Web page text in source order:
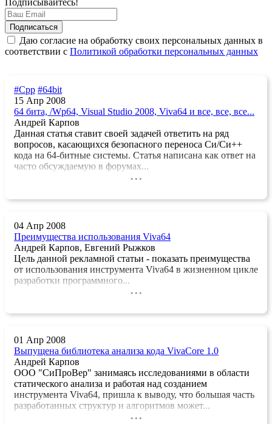
Подписывайтесь!
Даю согласие на обработку своих персональных данных в
соответствии с Политикой обработки персональных данных
#Cpp #64bit
15 Апр 2008
64 бита, /Wp64, Visual Studio 2008, Viva64 и все, все, все...
Андрей Карпов
Данная статья ставит своей задачей ответить на ряд
вопросов, касающихся безопасного переноса Си/Си++
кода на 64-битные системы. Статья написана как ответ на
часто обсуждаемую в форумах...
...
04 Апр 2008
Преимущества использования Viva64
Андрей Карпов, Евгений Рыжков
Цель данной рекламной статьи - показать преимущества
от использования инструмента Viva64 в жизненном цикле
разработки программного......
01 Апр 2008
Выпущена библиотека анализа кода VivaCore 1.0
Андрей Карпов
ООО "СиПроВер" занимаясь исследованиями в области
статического анализа и работая над созданием
инструмента Viva64, пришла к выводу, что большая часть
разработанных структур и алгоритмов может...
...